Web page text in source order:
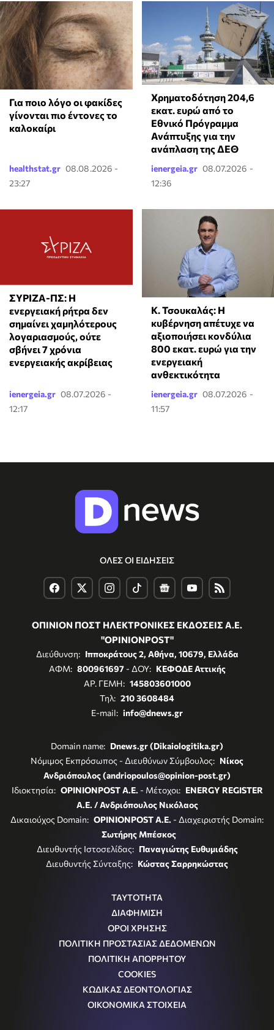
Για ποιο λόγο οι φακίδες
γίνονται πιο έντονες το
καλοκαίρι
healthstat.gr 08.08.2026 -
23:27
Χρηματοδότηση 204,6
εκατ. ευρώ από το
Εθνικό Πρόγραμμα
Ανάπτυξης για την
ανάπλαση της ΔΕΘ
ienergeia.gr 08.07.2026 -
12:36
ΣΥΡΙΖΑ-ΠΣ: Η
ενεργειακή ρήτρα δεν
σημαίνει χαμηλότερους
λογαριασμούς, ούτε
σβήνει 7 χρόνια
ενεργειακής ακρίβειας
ienergeia.gr 08.07.2026 -
12:17
Κ. Τσουκαλάς: Η
κυβέρνηση απέτυχε να
αξιοποιήσει κονδύλια
800 εκατ. ευρώ για την
ενεργειακή
ανθεκτικότητα
ienergeia.gr 08.07.2026 -
11:57
ΟΛΕΣ ΟΙ ΕΙΔΗΣΕΙΣ
ΟΠΙΝΙΟΝ ΠΟΣΤ ΗΛΕΚΤΡΟΝΙΚΕΣ ΕΚΔΟΣΕΙΣ Α.Ε.
"OPINIONPOST"
Διεύθυνση: Ιπποκράτους 2, Αθήνα, 10679, Ελλάδα
ΑΦΜ: 800961697- ΔΟΥ: ΚΕΦΟΔΕ Αττικής
ΑΡ. ΓΕΜΗ: 145803601000
Τηλ: 210 3608484
E-mail: info@dnews.gr
Domain name: Dnews.gr (Dikaiologitika.gr)
Νόμιμος Εκπρόσωπος - Διευθύνων Σύμβουλος: Νίκος
Ανδριόπουλος (andriopoulos@opinion-post.gr)
Ιδιοκτησία: OPINIONPOST A.E. - Μέτοχοι: ENERGY REGISTER
Α.Ε. / Ανδριόπουλος Νικόλαος
Δικαιούχος Domain: OPINIONPOST A.E. - Διαχειριστής Domain:
Σωτήρης Μπέσκος
Διευθυντής Ιστοσελίδας: Παναγιώτης Ευθυμιάδης
Διευθυντής Σύνταξης: Κώστας Σαρρηκώστας
ΤΑΥΤΟΤΗΤΑ
ΔΙΑΦΗΜΙΣΗ
ΟΡΟΙ ΧΡΗΣΗΣ
ΠΟΛΙΤΙΚΗ ΠΡΟΣΤΑΣΙΑΣ ΔΕΔΟΜΕΝΩΝ
ΠΟΛΙΤΙΚΗ ΑΠΟΡΡΗΤΟΥ
COOKIES
ΚΩΔΙΚΑΣ ΔΕΟΝΤΟΛΟΓΙΑΣ
ΟΙΚΟΝΟΜΙΚΑ ΣΤΟΙΧΕΙΑ